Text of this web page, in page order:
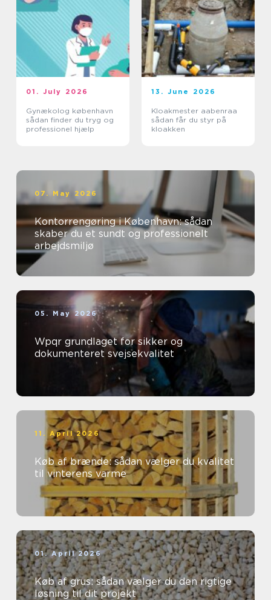
01. July 2026
Gynækolog københavn
sådan finder du tryg og
professionel hjælp
13. June 2026
Kloakmester aabenraa
sådan får du styr på
kloakken
07. May 2026
Kontorrengøring i København: sådan
skaber du et sundt og professionelt
arbejdsmiljø
05. May 2026
Wpqr grundlaget for sikker og
dokumenteret svejsekvalitet
11. April 2026
Køb af brænde: sådan vælger du kvalitet
til vinterens varme
01. April 2026
Køb af grus: sådan vælger du den rigtige
løsning til dit projekt